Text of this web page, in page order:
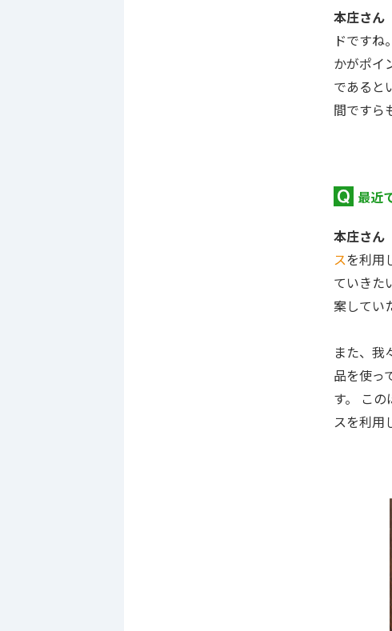
本庄さん
ドです
かがポイ
であると
間ですら
最近
本庄さん
スを利用
ていきた
案してい
また、我
品を使っ
す。 こ
スを利用